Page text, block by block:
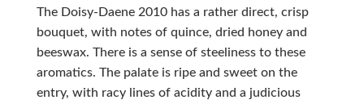
The Doisy-Daene 2010 has a rather direct, crisp
bouquet, with notes of quince, dried honey and
beeswax. There is a sense of steeliness to these
aromatics. The palate is ripe and sweet on the
entry, with racy lines of acidity and a judicious